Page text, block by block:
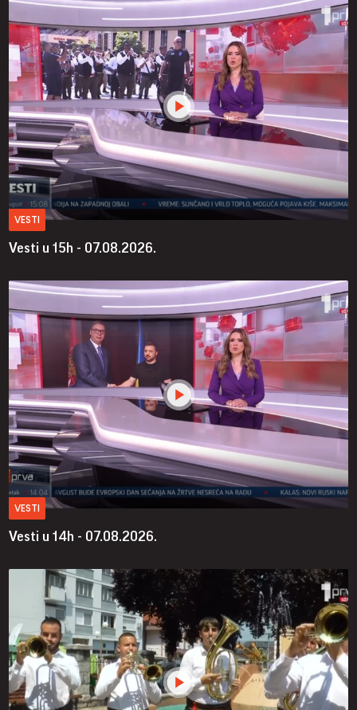
VESTI
Vesti u 15h - 07.08.2026.
VESTI
Vesti u 14h - 07.08.2026.